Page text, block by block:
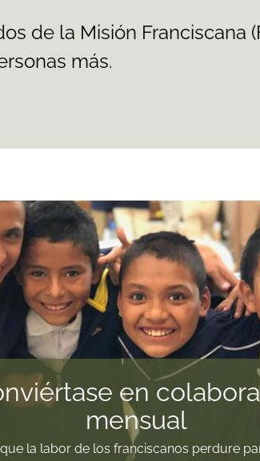
de la Misión Franciscana
más.
en
mensual
la labor de los franciscanos perdure